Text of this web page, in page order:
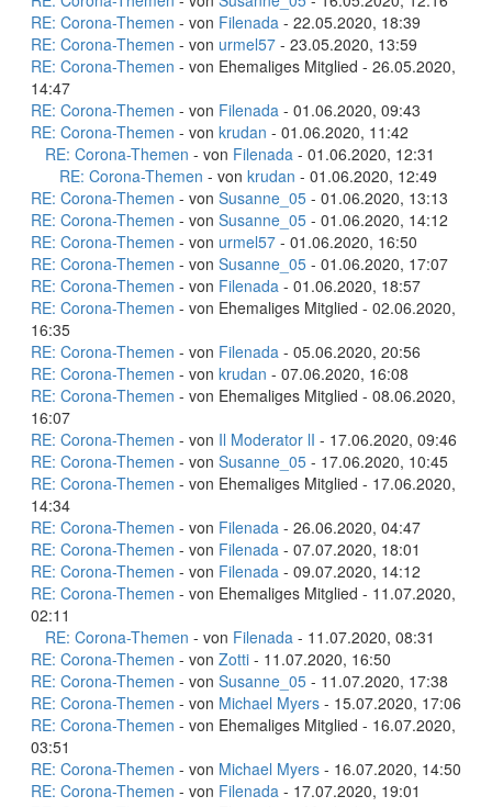
RE: Corona-Themen - von Filenada - 22.05.2020, 18:39
RE: Corona-Themen - von urmel57 - 23.05.2020, 13:59
RE: Corona-Themen - von Ehemaliges Mitglied - 26.05.2020,
14:47
RE: Corona-Themen - von Filenada - 01.06.2020, 09:43
RE: Corona-Themen - von krudan - 01.06.2020, 11:42
RE: Corona-Themen - von Filenada - 01.06.2020, 12:31
RE: Corona-Themen - von krudan - 01.06.2020, 12:49
RE: Corona-Themen - von Susanne_05 - 01.06.2020, 13:13
RE: Corona-Themen - von Susanne_05 - 01.06.2020, 14:12
RE: Corona-Themen - von urmel57 - 01.06.2020, 16:50
RE: Corona-Themen - von Susanne_05 - 01.06.2020, 17:07
RE: Corona-Themen - von Filenada - 01.06.2020, 18:57
RE: Corona-Themen - von Ehemaliges Mitglied - 02.06.2020,
16:35
RE: Corona-Themen - von Filenada - 05.06.2020, 20:56
RE: Corona-Themen - von krudan - 07.06.2020, 16:08
RE: Corona-Themen - von Ehemaliges Mitglied - 08.06.2020,
16:07
RE: Corona-Themen - von Il Moderator lI - 17.06.2020, 09:46
RE: Corona-Themen - von Susanne_05 - 17.06.2020, 10:45
RE: Corona-Themen - von Ehemaliges Mitglied - 17.06.2020,
14:34
RE: Corona-Themen - von Filenada - 26.06.2020, 04:47
RE: Corona-Themen - von Filenada - 07.07.2020, 18:01
RE: Corona-Themen - von Filenada - 09.07.2020, 14:12
RE: Corona-Themen - von Ehemaliges Mitglied - 11.07.2020,
02:11
RE: Corona-Themen - von Filenada - 11.07.2020, 08:31
RE: Corona-Themen - von Zotti - 11.07.2020, 16:50
RE: Corona-Themen - von Susanne_05 - 11.07.2020, 17:38
RE: Corona-Themen - von Michael Myers - 15.07.2020, 17:06
RE: Corona-Themen - von Ehemaliges Mitglied - 16.07.2020,
03:51
RE: Corona-Themen - von Michael Myers - 16.07.2020, 14:50
RE: Corona-Themen - von Filenada - 17.07.2020, 19:01